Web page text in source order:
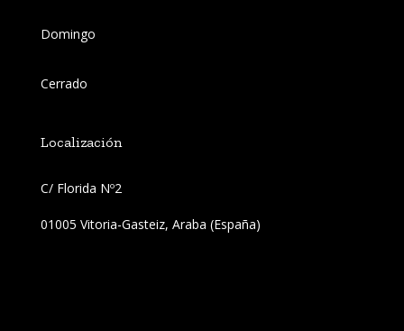
Domingo
Cerrado
Localización
C/ Florida Nº2
01005 Vitoria-Gasteiz, Araba (España)